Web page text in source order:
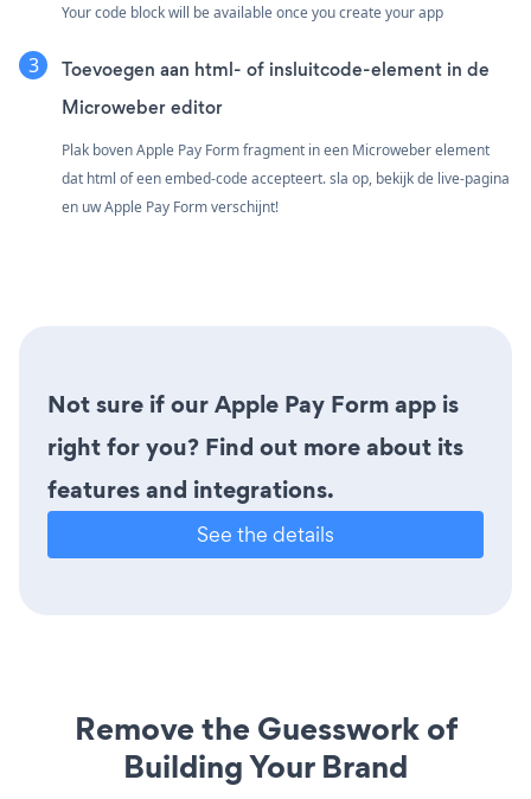
Your code block will be available once you create your app
Toevoegen aan html- of insluitcode-element in de
Microweber editor
Plak boven Apple Pay Form fragment in een Microweber element
dat html of een embed-code accepteert. sla op, bekijk de live-pagina
en uw Apple Pay Form verschijnt!
Not sure if our Apple Pay Form app is
right for you? Find out more about its
features and integrations.
See the details
Remove the Guesswork of
Building Your Brand